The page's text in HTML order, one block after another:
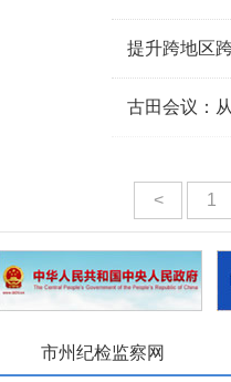
提升跨地区
古田会议：
< 1
市州纪检监察网